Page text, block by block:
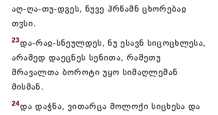
აღ-ღა-თუ-დგეს, ნუვე ჰრწამნ ცხორებაჲ
თჳსი.
23და-რაჲ-სნეულდეს, ნუ ესავნ სიცოცხლესა,
არამედ დაეცნეს სენითა, რამეთუ
მრავალთა ბოროტი უყო სიმაღლემან
მისმან.
24და დაჭნა, ვითარცა მოლოქი სიცხესა და